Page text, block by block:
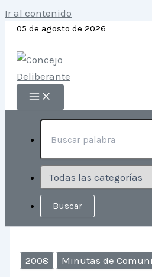
Ir al contenido
05 de agosto de 2026
2008 Minutas de